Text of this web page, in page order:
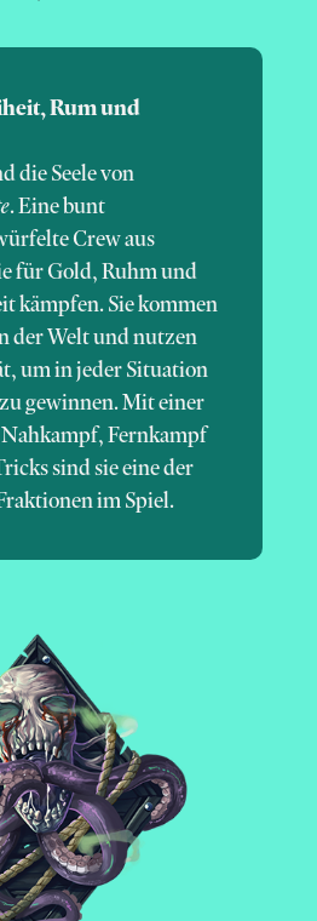
Rum und
die Seele von
. Eine bunt
Crew aus
für Gold, Ruhm und
kämpfen. Sie kommen
der Welt und nutzen
um in jeder Situation
gewinnen. Mit einer
Fernkampf
sind sie eine der
im Spiel.